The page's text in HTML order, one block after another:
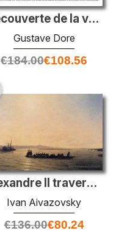
Découverte de la vraie croix
Gustave Dore
€184.00€108.56
Alexandre II traversant le Danube
Ivan Aivazovsky
€136.00€80.24